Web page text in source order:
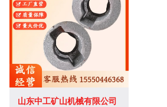
山东中工矿山机械有限公司